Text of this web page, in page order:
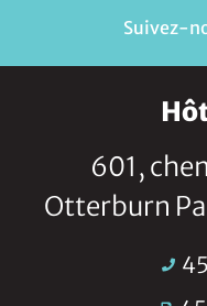
Suivez-
601,
Otterburn